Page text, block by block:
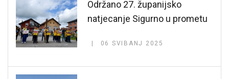
Održano 27. županijsko
natjecanje Sigurno u prometu
06 SVIBANJ 2025